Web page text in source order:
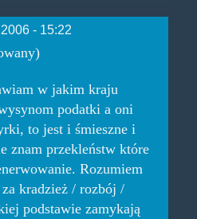
- 15:22
w jakim kraju
podatki a oni
to jest i śmieszne i
znam przekleństw które
Rozumiem
kradzież / rozbój /
podstawie zamykają